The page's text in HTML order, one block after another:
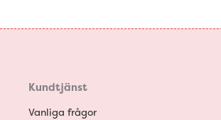
Kundtjänst
Vanliga frågor